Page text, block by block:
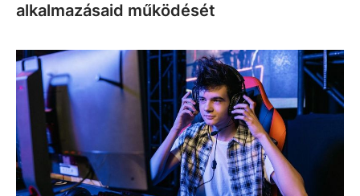
alkalmazásaid működését